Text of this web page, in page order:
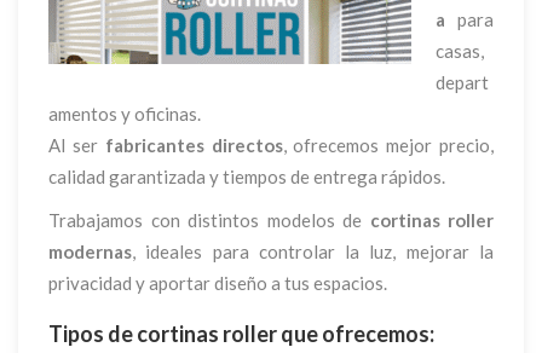
a para
casas,
depart
amentos y oficinas.
Al ser fabricantes directos, ofrecemos mejor precio,
calidad garantizada y tiempos de entrega rápidos.
Trabajamos con distintos modelos de cortinas roller
modernas, ideales para controlar la luz, mejorar la
privacidad y aportar diseño a tus espacios.
Tipos de cortinas roller que ofrecemos: